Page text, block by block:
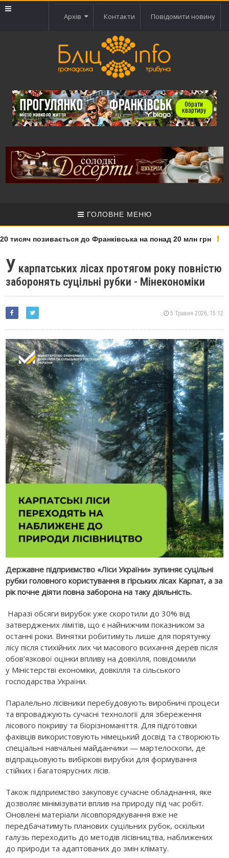
Архів Контакти Повідомити новину
ГОЛОВНЕ МЕНЮ
позивається до Франківська на понад 20 млн грн
У карпатських лісах протягом року повністю
заборонять суцільні рубки - Мінекономіки
5 Травня 2026, 15:12
Державне підприємство «Ліси України» зупиняє суцільні
рубки головного користування в гірських лісах Карпат, а за
рік почне діяти повна заборона на таку діяльність.
Наразі обсяги вирубок уже скоротили до 30% від
затверджених лімітів, що є найнижчим показником за
останні роки. Винятки робитимуть лише для порятунку
лісу після стихійних лих чи масового всихання дерев після
обов’язкової оцінки впливу на довкілля, повідомили
у Міністерстві економіки, довкілля та сільського
господарства України.
Паралельно лісівники перебудовують виробничі процеси
та впроваджують сучасні технології для збереження
лісового покриву та біорізноманіття. Для підготовки
фахівців використовують німецький досвід та створюють
спеціальні навчальні майданчики — мартелоскопи, де
відпрацьовують вибіркові вирубки для формування
стійких і багатоярусних лісів.
Також підприємство закуповує сучасне обладнання, яке
дозволяє мінімізувати вплив на природу під час робіт.
Оновлені матеріали лісовпорядкування вже не
передбачатимуть планових суцільних рубок, оскільки
галузь переходить до методів лісівництва, наближених
до природи та адаптованих до змін клімату.